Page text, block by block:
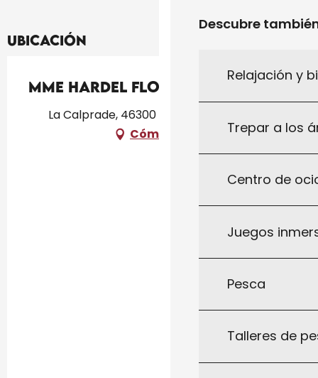
Descubre
Relajación y
Trepar a los
Centro de
Juegos
Pesca
Talleres de
Ubicación
Mme Hardel Florence
La Calprade, 46300 Saint-Cirq-Madelon
Cómo llegar